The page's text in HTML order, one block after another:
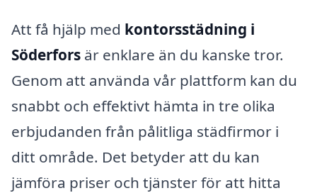
Att få hjälp med kontorsstädning i
Söderfors är enklare än du kanske tror.
Genom att använda vår plattform kan du
snabbt och effektivt hämta in tre olika
erbjudanden från pålitliga städfirmor i
ditt område. Det betyder att du kan
jämföra priser och tjänster för att hitta